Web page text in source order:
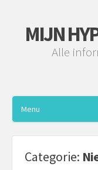
MIJN
Alle
Menu
Categorie: